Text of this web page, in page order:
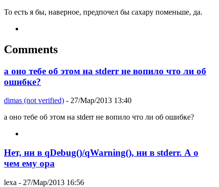
То есть я бы, наверное, предпочел бы сахару поменьше, да.
Comments
а оно тебе об этом на stderr не вопило что ли об
ошибке?
dimas (not verified) - 27/Мар/2013 13:40
а оно тебе об этом на stderr не вопило что ли об ошибке?
Нет, ни в qDebug()/qWarning(), ни в stderr. А о
чем ему ора
lexa - 27/Мар/2013 16:56